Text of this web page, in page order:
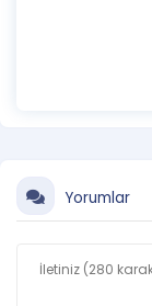
Yorumlar